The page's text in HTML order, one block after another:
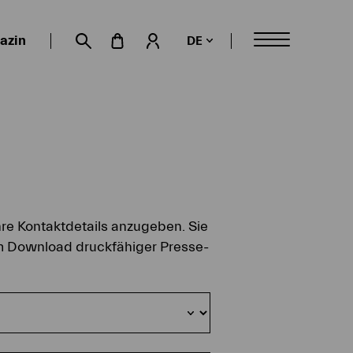
Suche öffnenMein Konto
DE
Kontaktdetails anzugeben. Sie
Download druckfähiger Presse-